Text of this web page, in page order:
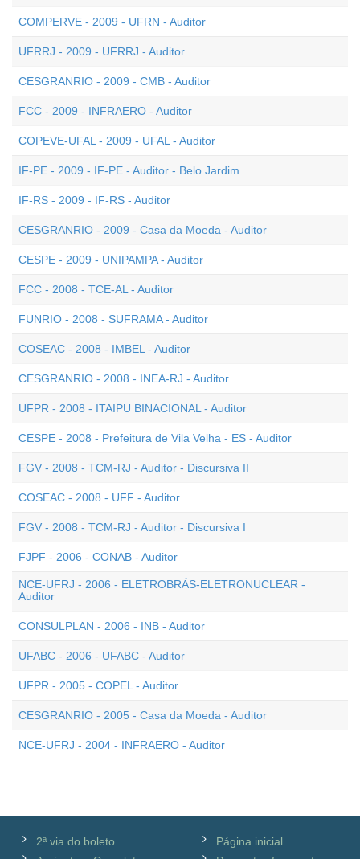
COMPERVE - 2009 - UFRN - Auditor
UFRRJ - 2009 - UFRRJ - Auditor
CESGRANRIO - 2009 - CMB - Auditor
FCC - 2009 - INFRAERO - Auditor
COPEVE-UFAL - 2009 - UFAL - Auditor
IF-PE - 2009 - IF-PE - Auditor - Belo Jardim
IF-RS - 2009 - IF-RS - Auditor
CESGRANRIO - 2009 - Casa da Moeda - Auditor
CESPE - 2009 - UNIPAMPA - Auditor
FCC - 2008 - TCE-AL - Auditor
FUNRIO - 2008 - SUFRAMA - Auditor
COSEAC - 2008 - IMBEL - Auditor
CESGRANRIO - 2008 - INEA-RJ - Auditor
UFPR - 2008 - ITAIPU BINACIONAL - Auditor
CESPE - 2008 - Prefeitura de Vila Velha - ES - Auditor
FGV - 2008 - TCM-RJ - Auditor - Discursiva II
COSEAC - 2008 - UFF - Auditor
FGV - 2008 - TCM-RJ - Auditor - Discursiva I
FJPF - 2006 - CONAB - Auditor
NCE-UFRJ - 2006 - ELETROBRÁS-ELETRONUCLEAR -
Auditor
CONSULPLAN - 2006 - INB - Auditor
UFABC - 2006 - UFABC - Auditor
UFPR - 2005 - COPEL - Auditor
CESGRANRIO - 2005 - Casa da Moeda - Auditor
NCE-UFRJ - 2004 - INFRAERO - Auditor
2ª via do boleto
Página inicial